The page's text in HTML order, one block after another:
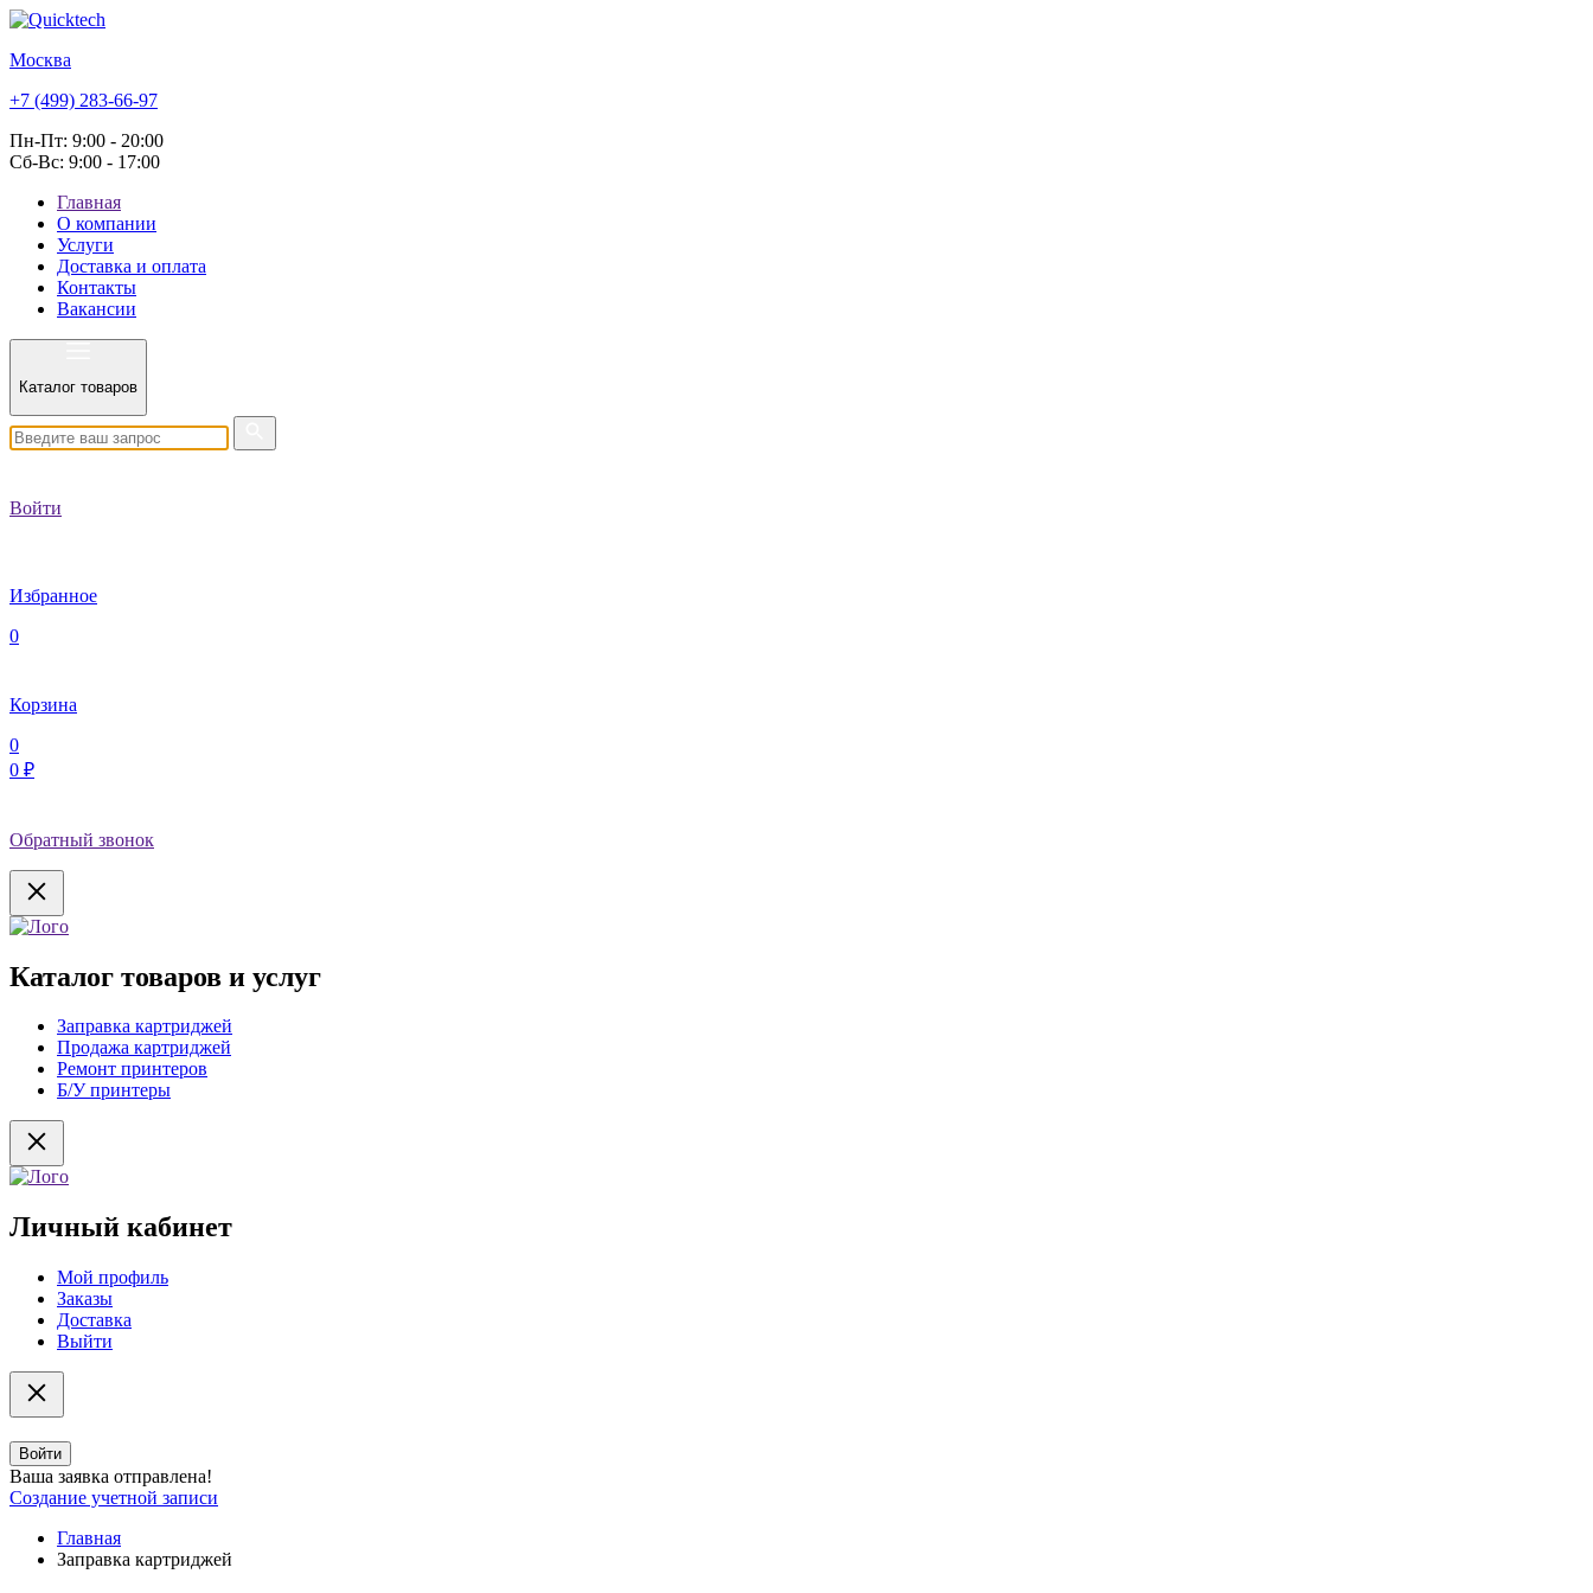
Москва
+7 (499) 283-66-97
Пн-Пт: 9:00 - 20:00
Сб-Вс: 9:00 - 17:00
Главная
О компании
Услуги
Доставка и оплата
Контакты
Вакансии
Каталог товаров
Войти
Избранное
0
Корзина
0
0 ₽
Обратный звонок
Каталог товаров и услуг
Заправка картриджей
Продажа картриджей
Ремонт принтеров
Б/У принтеры
Личный кабинет
Мой профиль
Заказы
Доставка
Выйти
Войти
Ваша заявка отправлена!
Создание учетной записи
Главная
Заправка картриджей